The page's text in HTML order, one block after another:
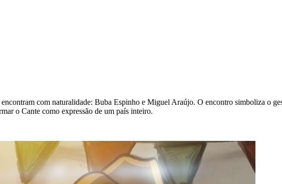
com naturalidade: Buba Espinho e Miguel Araújo. O encontro simboliza o
o Cante como expressão de um país inteiro.